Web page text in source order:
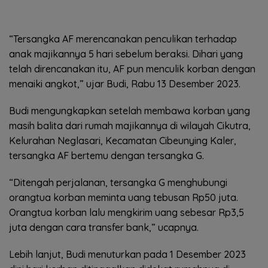
“Tersangka AF merencanakan penculikan terhadap
anak majikannya 5 hari sebelum beraksi. Dihari yang
telah direncanakan itu, AF pun menculik korban dengan
menaiki angkot,” ujar Budi, Rabu 13 Desember 2023.
Budi mengungkapkan setelah membawa korban yang
masih balita dari rumah majikannya di wilayah Cikutra,
Kelurahan Neglasari, Kecamatan Cibeunying Kaler,
tersangka AF bertemu dengan tersangka G.
“Ditengah perjalanan, tersangka G menghubungi
orangtua korban meminta uang tebusan Rp50 juta.
Orangtua korban lalu mengkirim uang sebesar Rp3,5
juta dengan cara transfer bank,” ucapnya.
Lebih lanjut, Budi menuturkan pada 1 Desember 2023